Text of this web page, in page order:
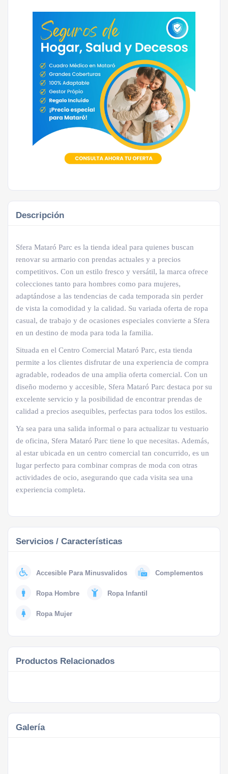
Descripción
Sfera Mataró Parc es la tienda ideal para quienes buscan
renovar su armario con prendas actuales y a precios
competitivos. Con un estilo fresco y versátil, la marca ofrece
colecciones tanto para hombres como para mujeres,
adaptándose a las tendencias de cada temporada sin perder
de vista la comodidad y la calidad. Su variada oferta de ropa
casual, de trabajo y de ocasiones especiales convierte a Sfera
en un destino de moda para toda la familia.
Situada en el Centro Comercial Mataró Parc, esta tienda
permite a los clientes disfrutar de una experiencia de compra
agradable, rodeados de una amplia oferta comercial. Con un
diseño moderno y accesible, Sfera Mataró Parc destaca por su
excelente servicio y la posibilidad de encontrar prendas de
calidad a precios asequibles, perfectas para todos los estilos.
Ya sea para una salida informal o para actualizar tu vestuario
de oficina, Sfera Mataró Parc tiene lo que necesitas. Además,
al estar ubicada en un centro comercial tan concurrido, es un
lugar perfecto para combinar compras de moda con otras
actividades de ocio, asegurando que cada visita sea una
experiencia completa.
Servicios / Características
Accesible Para Minusvalidos Complementos
Ropa Hombre Ropa Infantil
Ropa Mujer
Productos Relacionados
Galería